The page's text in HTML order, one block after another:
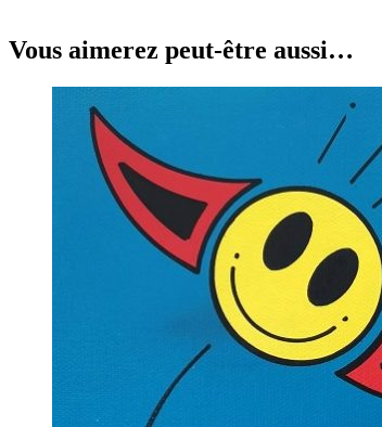
Vous aimerez peut-être aussi…